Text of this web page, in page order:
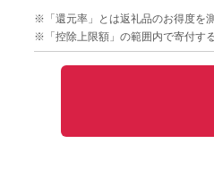
※「還元率」とは返礼品のお得度を
※「控除上限額」の範囲内で寄付す